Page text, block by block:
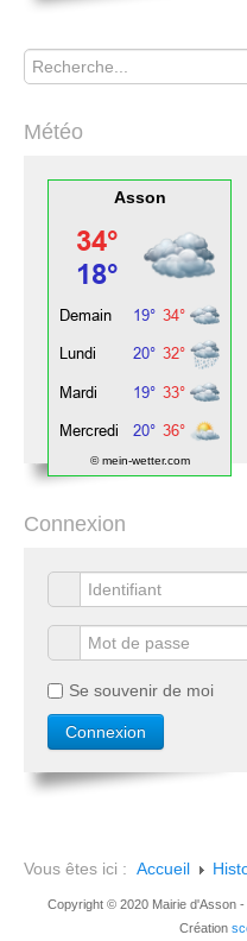
Rechercher
Météo
Asson
© mein-wetter.com
Connexion
Se souvenir de moi
Vous êtes ici : Accueil
Copyright © 2020 Mairie d'Asson
Création